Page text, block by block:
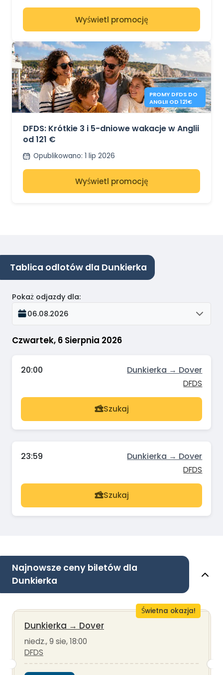
Wyświetl promocję
PROMY DFDS DO
ANGLII OD 121€
DFDS: Krótkie 3 i 5-dniowe wakacje w Anglii
od 121 €
Opublikowano: 1 lip 2026
Wyświetl promocję
Tablica odlotów dla Dunkierka
Czwartek, 6 Sierpnia 2026
Pokaż odjazdy dla:
06.08.2026
20:00 Dunkierka → Dover
DFDS
Szukaj
23:59 Dunkierka → Dover
DFDS
Szukaj
Najnowsze ceny biletów dla
Dunkierka
Świetna okazja!
Dunkierka → Dover
niedz., 9 sie, 18:00
DFDS